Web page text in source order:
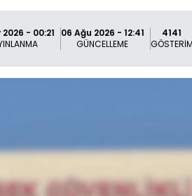
2026 - 00:21
06 Ağu 2026 - 12:41
GÜNCELLEME
4141
GÖSTERİM